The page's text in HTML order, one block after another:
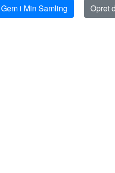
Gem i Min Samling Opret